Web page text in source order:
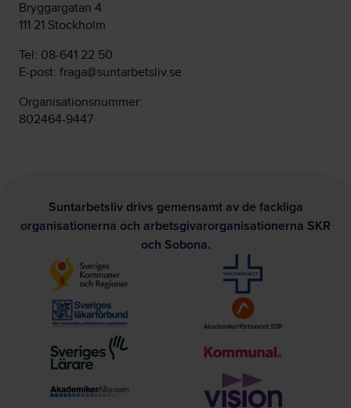
Bryggargatan 4
111 21 Stockholm
Tel: 08-641 22 50
E-post: fraga@suntarbetsliv.se
Organisationsnummer:
802464-9447
Suntarbetsliv drivs gemensamt av de fackliga
organisationerna och arbetsgivarorganisationerna SKR
och Sobona.